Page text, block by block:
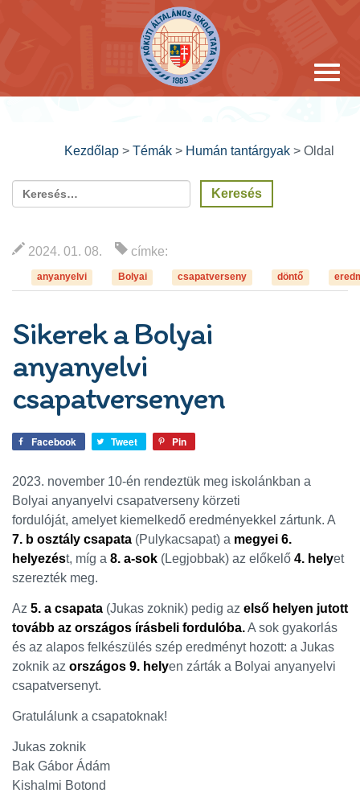
Kezdőlap > Témák > Humán tantárgyak > Oldal
2024. 01. 08. címke:
anyanyelvi Bolyai csapatverseny döntő
Sikerek a Bolyai
anyanyelvi
csapatversenyen
Facebook Tweet Pin
2023. november 10-én rendeztük meg iskolánkban a
Bolyai anyanyelvi csapatverseny körzeti
fordulóját, amelyet kiemelkedő eredményekkel zártunk. A
7. b osztály csapata (Pulykacsapat) a megyei 6.
helyezést, míg a 8. a-sok (Legjobbak) az előkelő 4. helyet
szerezték meg.
Az 5. a csapata (Jukas zoknik) pedig az első helyen jutott
tovább az országos írásbeli fordulóba.A sok gyakorlás
és az alapos felkészülés szép eredményt hozott: a Jukas
zoknik az országos 9. helyen zárták a Bolyai anyanyelvi
csapatversenyt.
Gratulálunk a csapatoknak!
Jukas zoknik
Bak Gábor Ádám
Kishalmi Botond